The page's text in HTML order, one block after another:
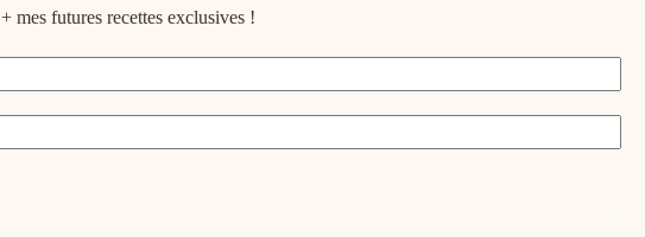
+ mes futures recettes exclusives !